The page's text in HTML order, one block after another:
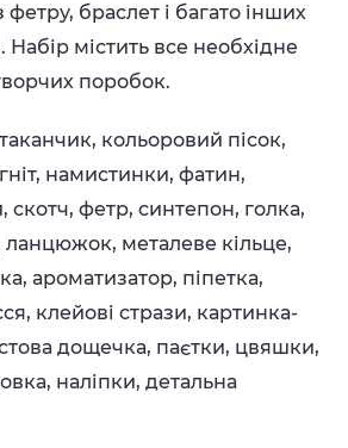
фетру, браслет і багато інших
Набір містить все необхідне
поробок.
кольоровий пісок,
намистинки, фатин,
скотч, фетр, синтепон, голка,
ланцюжок, металеве кільце,
ароматизатор, піпетка,
клейові стрази, картинка-
дощечка, паєтки, цвяшки,
наліпки, детальна